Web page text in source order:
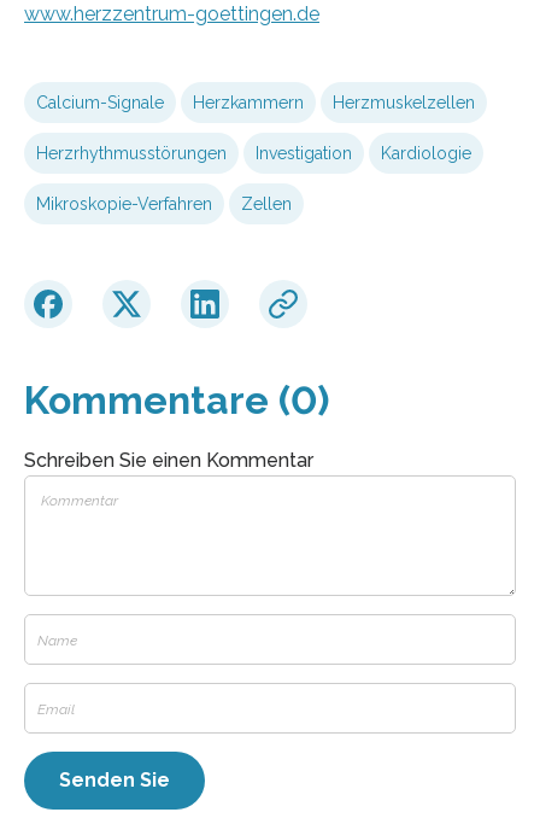
www.herzzentrum-goettingen.de
Calcium-Signale Herzkammern Herzmuskelzellen
Herzrhythmusstörungen Investigation Kardiologie
Mikroskopie-Verfahren Zellen
Kommentare (0)
Schreiben Sie einen Kommentar